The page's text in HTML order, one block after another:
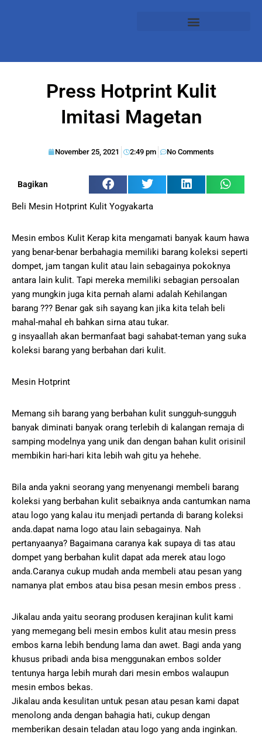
Press Hotprint Kulit
Imitasi Magetan
November 25, 2021 2:49 pm No Comments
Bagikan
Beli Mesin Hotprint Kulit Yogyakarta
Mesin embos Kulit Kerap kita mengamati banyak kaum hawa
yang benar-benar berbahagia memiliki barang koleksi seperti
dompet, jam tangan kulit atau lain sebagainya pokoknya
antara lain kulit. Tapi mereka memiliki sebagian persoalan
yang mungkin juga kita pernah alami adalah Kehilangan
barang ??? Benar gak sih sayang kan jika kita telah beli
mahal-mahal eh bahkan sirna atau tukar.
g insyaallah akan bermanfaat bagi sahabat-teman yang suka
koleksi barang yang berbahan dari kulit.
Mesin Hotprint
Memang sih barang yang berbahan kulit sungguh-sungguh
banyak diminati banyak orang terlebih di kalangan remaja di
samping modelnya yang unik dan dengan bahan kulit orisinil
membikin hari-hari kita lebih wah gitu ya hehehe.
Bila anda yakni seorang yang menyenangi membeli barang
koleksi yang berbahan kulit sebaiknya anda cantumkan nama
atau logo yang kalau itu menjadi pertanda di barang koleksi
anda.dapat nama logo atau lain sebagainya. Nah
pertanyaanya? Bagaimana caranya kak supaya di tas atau
dompet yang berbahan kulit dapat ada merek atau logo
anda.Caranya cukup mudah anda membeli atau pesan yang
namanya plat embos atau bisa pesan mesin embos press .
Jikalau anda yaitu seorang produsen kerajinan kulit kami
yang memegang beli mesin embos kulit atau mesin press
embos karna lebih bendung lama dan awet. Bagi anda yang
khusus pribadi anda bisa menggunakan embos solder
tentunya harga lebih murah dari mesin embos walaupun
mesin embos bekas.
Jikalau anda kesulitan untuk pesan atau pesan kami dapat
menolong anda dengan bahagia hati, cukup dengan
memberikan desain teladan atau logo yang anda inginkan.